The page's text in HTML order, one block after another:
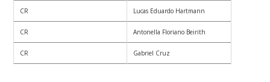
CR Lucas Eduardo Hartmann
CR Antonella Floriano Beirith
CR Gabriel Cruz